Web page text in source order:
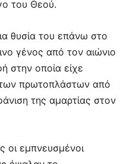
του Θεού.
θυσία του επάνω στο
γένος από τον αιώνιο
στην οποία είχε
πρωτοπλάστων από
της αμαρτίας στον
οι εμπνευσμένοι